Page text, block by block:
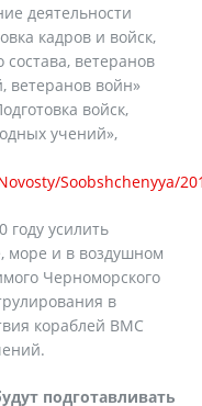
деятельности
кадров и войск,
ветеранов
ветеранов войн»
войск,
учений»,
Soobshchenyya/
году усилить
море и в воздушном
Черноморского
в
кораблей ВМС
подготавливать